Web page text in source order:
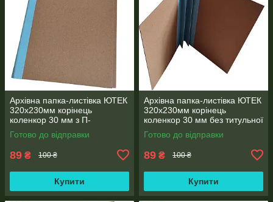
Архівна папка-листівка ЮТЕК
320х230мм корінець
коленкор 30 мм з П-
образним клапаном для
підшивання документів
Готово до відправки
89 ₴ 100 ₴
Купити
Архівна папка-листівка ЮТЕК
320х230мм корінець
коленкор 30 мм без титульної
сторінки формат А4
Готово до відправки
89 ₴ 100 ₴
Купити